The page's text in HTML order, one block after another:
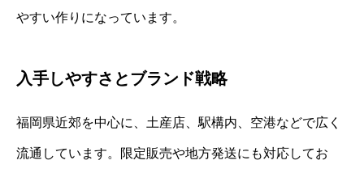
やすい作りになっています。
入手しやすさとブランド戦略
福岡県近郊を中心に、土産店、駅構内、空港などで広く
流通しています。限定販売や地方発送にも対応してお